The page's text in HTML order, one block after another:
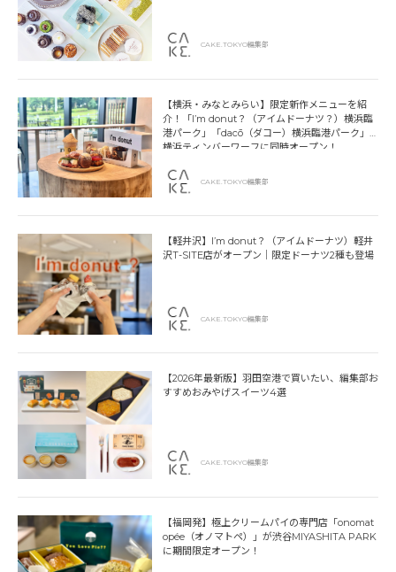
CAKE.TOKYO編集部
【横浜・みなとみらい】限定新作メニューを紹
介！「I’m donut？（アイムドーナツ？）横浜臨
港パーク」「dacō（ダコー）横浜臨港パーク」
横浜ティンバーワーフに同時オープン！
CAKE.TOKYO編集部
【軽井沢】I’m donut？（アイムドーナツ）軽井
沢T-SITE店がオープン｜限定ドーナツ2種も登場
CAKE.TOKYO編集部
【2026年最新版】羽田空港で買いたい、編集部お
すすめおみやげスイーツ4選
CAKE.TOKYO編集部
【福岡発】極上クリームパイの専門店「onomat
opée（オノマトペ）」が渋谷MIYASHITA PARK
に期間限定オープン！